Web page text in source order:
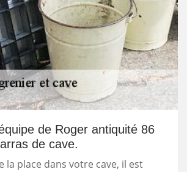
de Roger antiquité 86
de cave.
la place dans votre cave, il est